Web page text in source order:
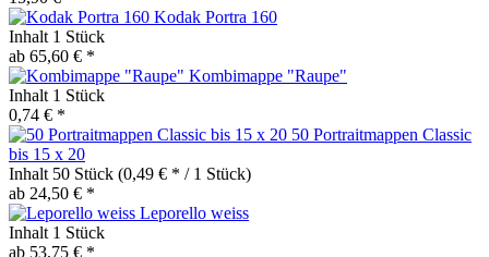
Kodak Portra 160
Inhalt 1 Stück
ab 65,60 € *
Kombimappe "Raupe"
Inhalt 1 Stück
0,74 € *
50 Portraitmappen Classic
bis 15 x 20
Inhalt 50 Stück (0,49 € * / 1 Stück)
ab 24,50 € *
Leporello weiss
Inhalt 1 Stück
ab 53,75 € *